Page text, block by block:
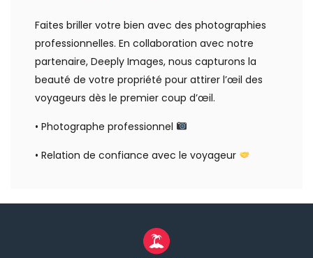
Faites briller votre bien avec des photographies
professionnelles. En collaboration avec notre
partenaire, Deeply Images, nous capturons la
beauté de votre propriété pour attirer l’œil des
voyageurs dès le premier coup d’œil.
• Photographe professionnel
• Relation de confiance avec le voyageur